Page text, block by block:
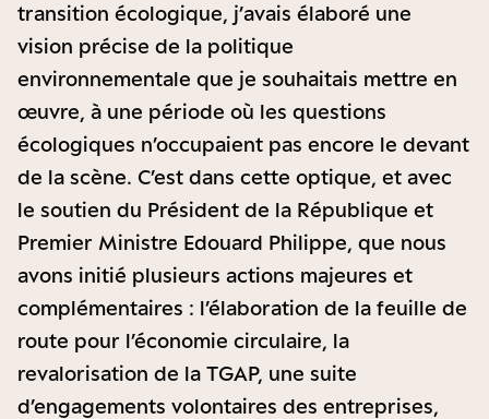
transition écologique, j’avais élaboré une
vision précise de la politique
environnementale que je souhaitais mettre en
œuvre, à une période où les questions
écologiques n’occupaient pas encore le devant
de la scène. C’est dans cette optique, et avec
le soutien du Président de la République et
Premier Ministre Edouard Philippe, que nous
avons initié plusieurs actions majeures et
complémentaires : l’élaboration de la feuille de
route pour l’économie circulaire, la
revalorisation de la TGAP, une suite
d’engagements volontaires des entreprises,